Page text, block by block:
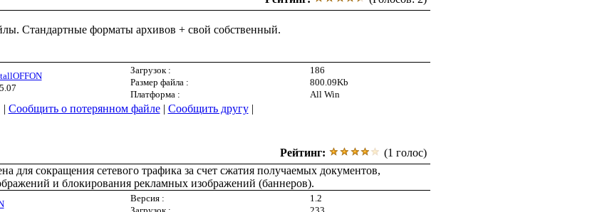
Стандартные форматы архивов + свой собственный.
Загрузок :
186
Размер файла :
800.09Kb
Платформа :
All Win
| Сообщить о потерянном файле| Сообщить другу|
Рейтинг:
(1 голос)
для сокращения сетевого трафика за счет сжатия получаемых документов,
и блокирования рекламных изображений (баннеров).
Версия :
1.2